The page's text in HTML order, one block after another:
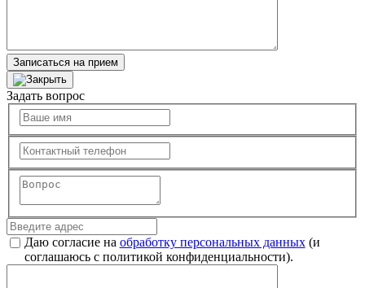
Записаться на прием
Задать вопрос
Даю согласие на обработку персональных данных(и
соглашаюсь с политикой конфиденциальности).